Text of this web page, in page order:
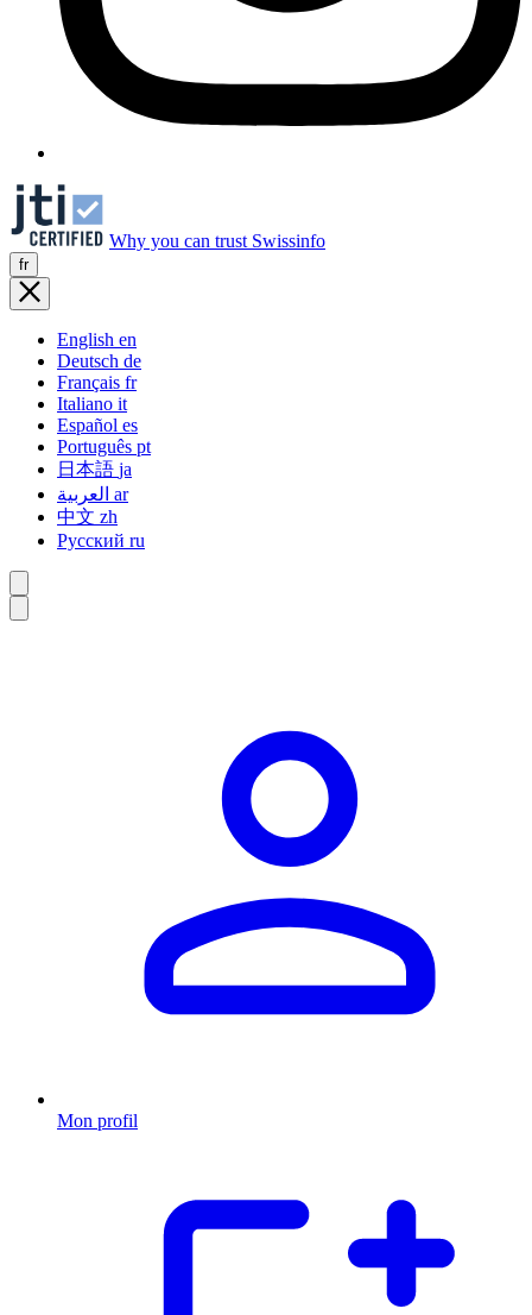
Why you can trust Swissinfo
fr
English en
Deutsch de
Français fr
Italiano it
Español es
Português pt
日本語 ja
ar
中文 zh
Русский ru
Mon profil